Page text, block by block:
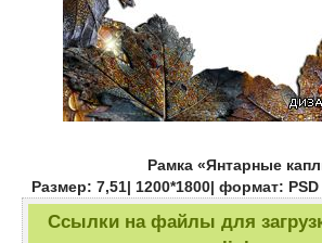
Рамка «Янтарные
Размер: 7,51| 1200*1800| формат:
Ссылки на файлы для